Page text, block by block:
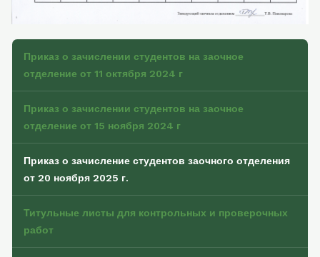
Приказ о зачислении студентов на заочное
отделение от 11 октября 2024 г
Приказ о зачислении студентов на заочное
отделение от 15 ноября 2024 г
Приказ о зачисление студентов заочного отделения
от 20 ноября 2025 г.
Титульные листы для контрольных и проверочных
работ